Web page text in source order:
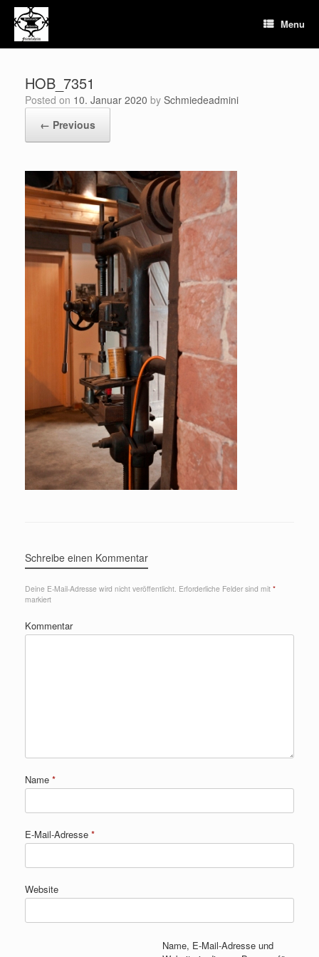
Skip
content
Menu
HOB_7351
Posted on 10. Januar 2020 by Schmiedeadmini
← Previous
Schreibe einen Kommentar
Deine E-Mail-Adresse wird nicht veröffentlicht. Erforderliche Felder sind mit *
markiert
Kommentar
Name *
E-Mail-Adresse *
Website
Name, E-Mail-Adresse und